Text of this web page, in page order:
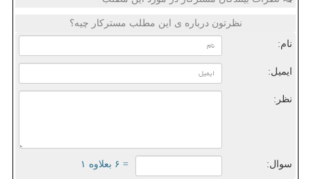
نظرتون درباره ی این مطلب مسترکار چیه؟
نام:
ایمیل:
نظر:
سوال: = ۶ بعلاوه ۱